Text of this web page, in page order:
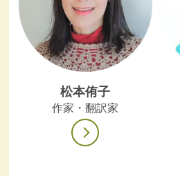
松本侑子
作家・翻訳家